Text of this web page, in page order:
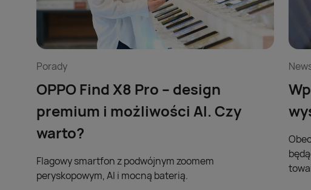
Porady
OPPO Find X8 Pro – design
premium i możliwości AI. Czy
warto?
Flagowy smartfon z podwójnym zoomem
peryskopowym, AI i mocną baterią.